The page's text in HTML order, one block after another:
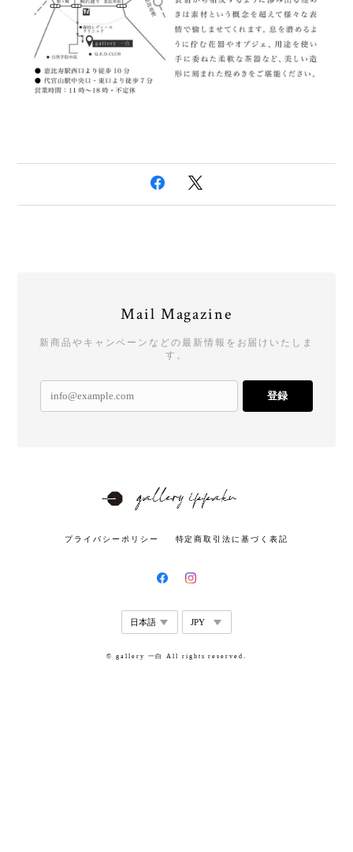
Mail Magazine
新商品やキャンペーンなどの最新情報をお届けいたしま
す。
登録
プライバシーポリシー 特定商取引法に基づく表記
© gallery 一白 All rights reserved.